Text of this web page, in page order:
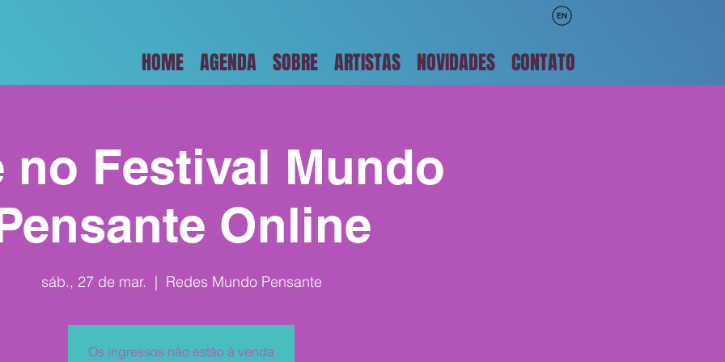
HOME AGENDA SOBRE ARTISTAS NOVIDADES CONTATO
no Festival Mundo
Online
sáb., 27 de mar.
  |
Redes Mundo Pensante
Os ingressos não estão à venda